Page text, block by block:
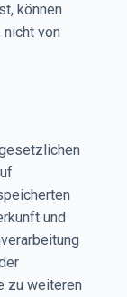
können
von
und
zu weiteren